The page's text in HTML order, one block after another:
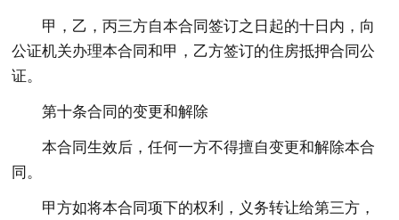
甲，乙，丙三方自本合同签订之日起的十日内，向
公证机关办理本合同和甲，乙方签订的住房抵押合同公
证。
第十条合同的变更和解除
本合同生效后，任何一方不得擅自变更和解除本合
同。
甲方如将本合同项下的权利，义务转让给第三方，